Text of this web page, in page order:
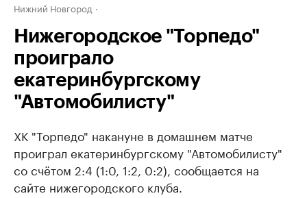
Нижний Новгород
Нижегородское "Торпедо"
проиграло
екатеринбургскому
"Автомобилисту"
ХК "Торпедо" накануне в домашнем матче
проиграл екатеринбургскому "Автомобилисту"
со счётом 2:4 (1:0, 1:2, 0:2), сообщается на
сайте нижегородского клуба.